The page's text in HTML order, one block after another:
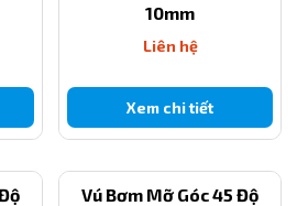
tháo ra dễ dàng mà không để lại vết
10mm
Liên hệ
Xem chi tiết
Vú Bơm Mỡ Góc 45 Độ